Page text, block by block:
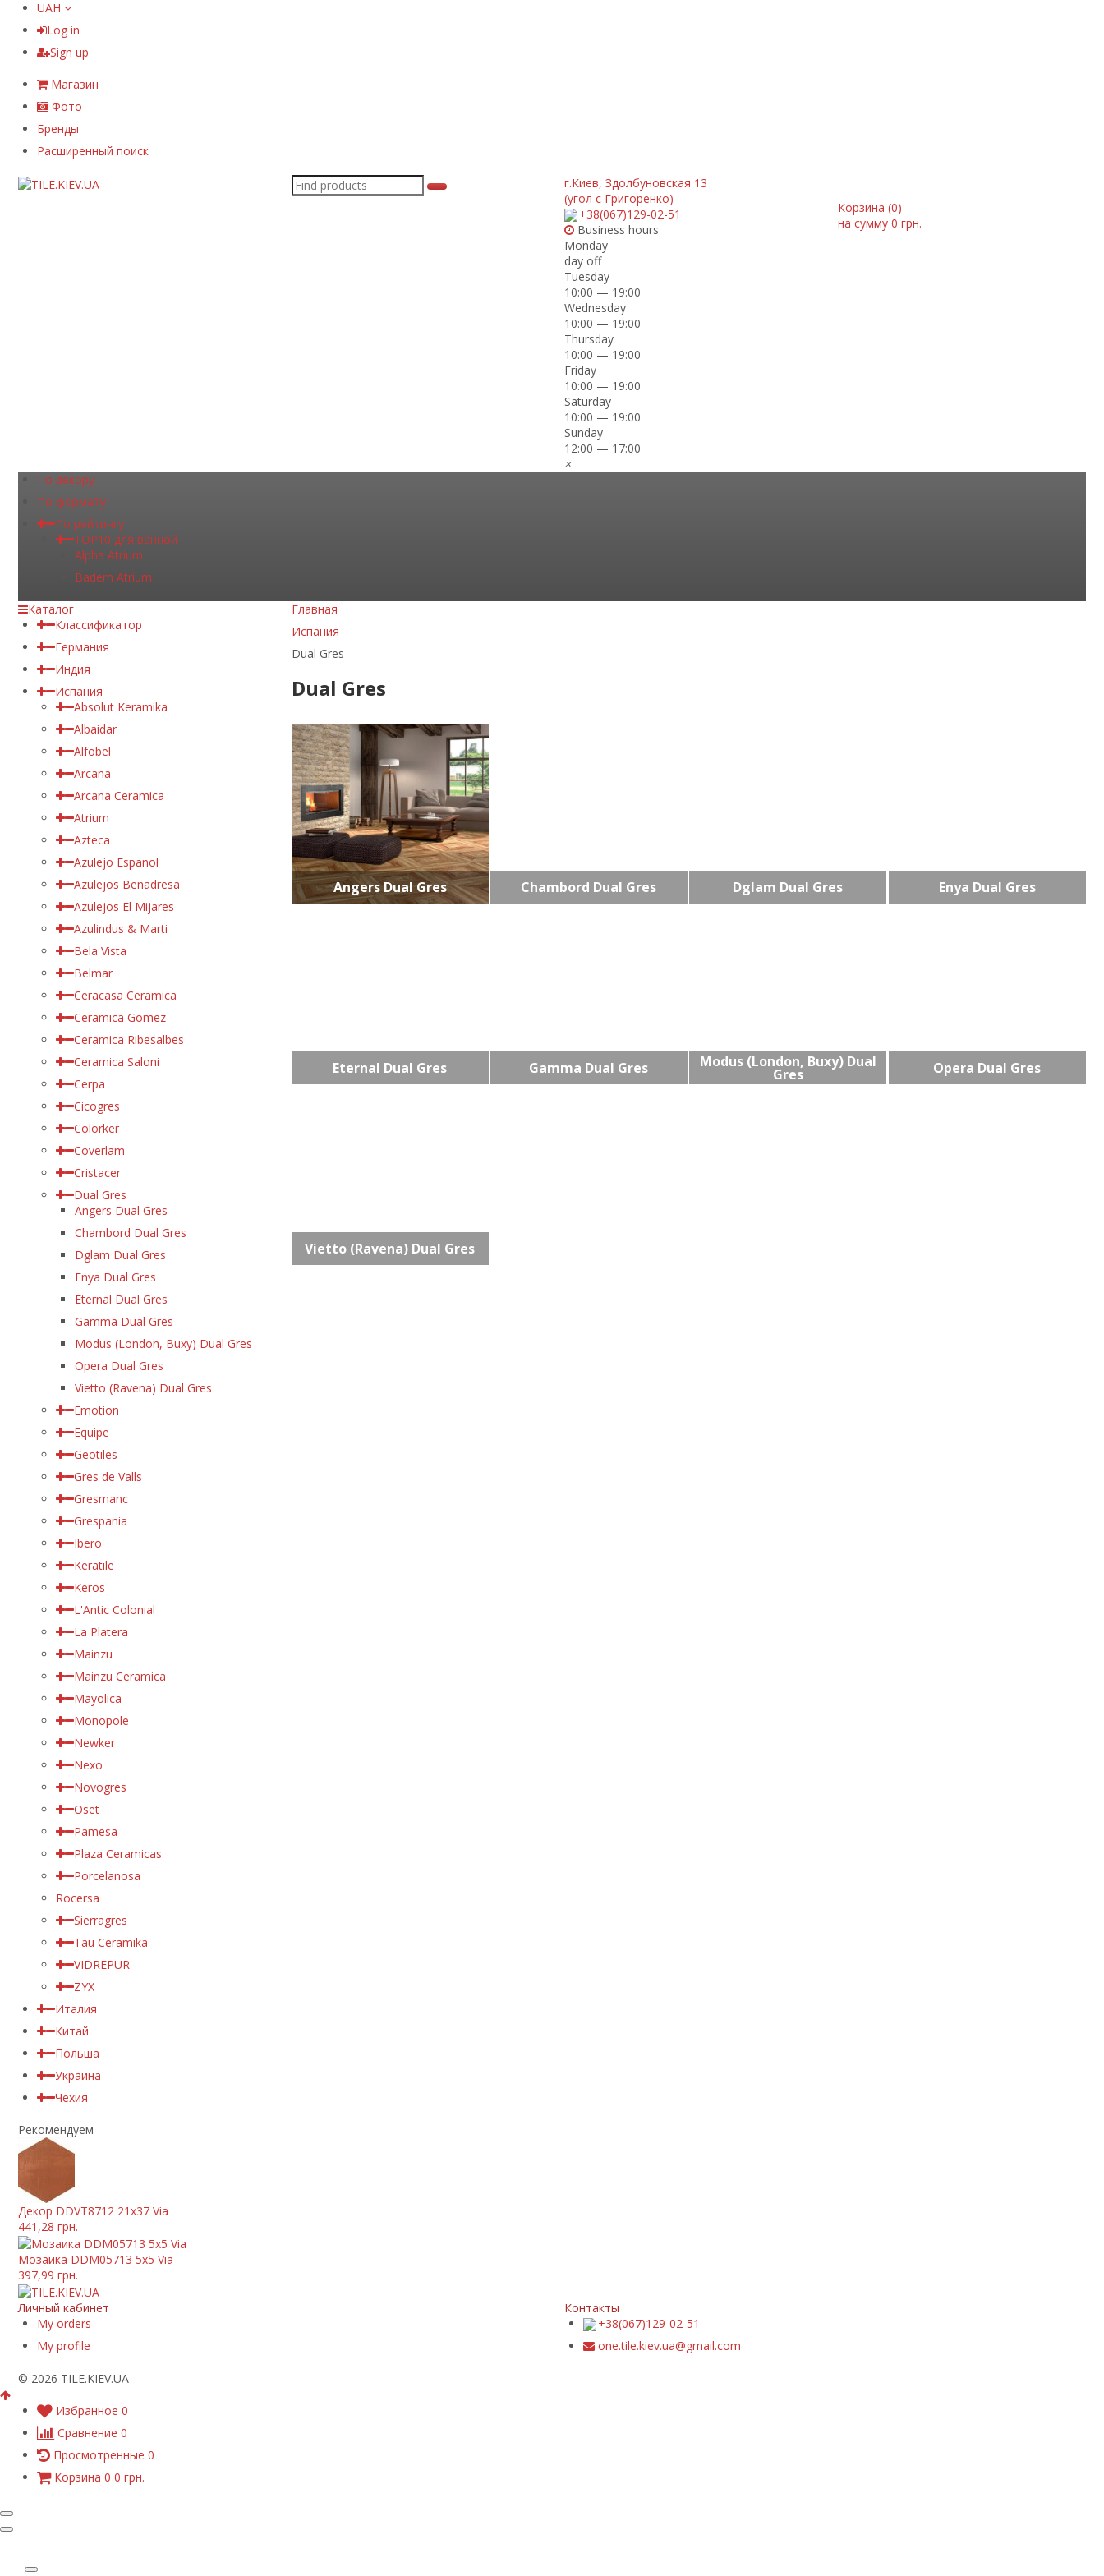
UAH
Log in
Sign up
Магазин
Фото
Бренды
Расширенный поиск
г.Киев, Здолбуновская 13
(угол с Григоренко)
+38(067)129-02-51
Business hours
Monday
day off
Tuesday
10:00 — 19:00
Wednesday
10:00 — 19:00
Thursday
10:00 — 19:00
Friday
10:00 — 19:00
Saturday
10:00 — 19:00
Sunday
12:00 — 17:00
×
Корзина (0)
на сумму 0 грн.
По декору
По формату
По рейтингу
TOP10 для ванной
Alpha Atrium
Badem Atrium
Главная
Испания
Dual Gres
Dual Gres
Angers Dual Gres Chambord Dual Gres Dglam Dual Gres Enya Dual Gres
Eternal Dual Gres Gamma Dual Gres Modus (London, Buxy) Dual
Gres Opera Dual Gres
Vietto (Ravena) Dual Gres
Каталог
Классификатор
Германия
Индия
Испания
Absolut Keramika
Albaidar
Alfobel
Arcana
Arcana Ceramica
Atrium
Azteca
Azulejo Espanol
Azulejos Benadresa
Azulejos El Mijares
Azulindus & Marti
Bela Vista
Belmar
Ceracasa Ceramica
Ceramica Gomez
Ceramica Ribesalbes
Ceramica Saloni
Cerpa
Cicogres
Colorker
Coverlam
Cristacer
Dual Gres
Angers Dual Gres
Chambord Dual Gres
Dglam Dual Gres
Enya Dual Gres
Eternal Dual Gres
Gamma Dual Gres
Modus (London, Buxy) Dual Gres
Opera Dual Gres
Vietto (Ravena) Dual Gres
Emotion
Equipe
Geotiles
Gres de Valls
Gresmanc
Grespania
Ibero
Keratile
Keros
L'Antic Colonial
La Platera
Mainzu
Mainzu Ceramica
Mayolica
Monopole
Newker
Nexo
Novogres
Oset
Pamesa
Plaza Ceramicas
Porcelanosa
Rocersa
Sierragres
Tau Ceramika
VIDREPUR
ZYX
Италия
Китай
Польша
Украина
Чехия
Рекомендуем
Декор DDVT8712 21x37 Via
441,28 грн.
Мозаика DDM05713 5x5 Via
397,99 грн.
Личный кабинет
My orders
My profile
Контакты
+38(067)129-02-51
one.tile.kiev.ua@gmail.com
© 2026 TILE.KIEV.UA
Избранное 0
Сравнение 0
Просмотренные 0
Корзина 0 0 грн.